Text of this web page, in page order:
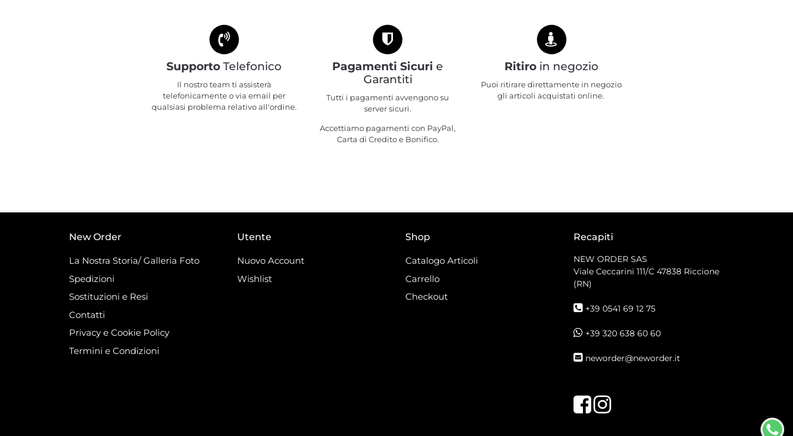
Supporto Telefonico
Il nostro team ti assisterà
telefonicamente o via email per
qualsiasi problema relativo all'ordine.
Pagamenti Sicuri e
Garantiti
Tutti i pagamenti avvengono su
server sicuri.
Accettiamo pagamenti con PayPal,
Carta di Credito e Bonifico.
Ritiro in negozio
Puoi ritirare direttamente in negozio
gli articoli acquistati online.
New Order
La Nostra Storia/ Galleria Foto
Spedizioni
Sostituzioni e Resi
Contatti
Privacy e Cookie Policy
Termini e Condizioni
Utente
Nuovo Account
Wishlist
Shop
Catalogo Articoli
Carrello
Checkout
Recapiti
NEW ORDER SAS
Viale Ceccarini 111/C 47838 Riccione
(RN)
+39 0541 69 12 75
+39 320 638 60 60
neworder@neworder.it
FacebookInstagram